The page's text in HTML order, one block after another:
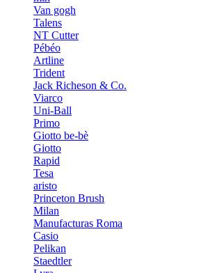
Van gogh
Talens
NT Cutter
Pébéo
Artline
Trident
Jack Richeson & Co.
Viarco
Uni-Ball
Primo
Giotto be-bè
Giotto
Rapid
Tesa
aristo
Princeton Brush
Milan
Manufacturas Roma
Casio
Pelikan
Staedtler